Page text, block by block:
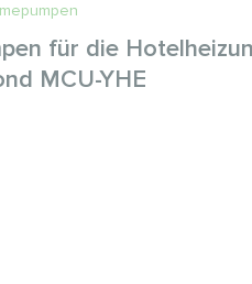
für die
MCU-YHE